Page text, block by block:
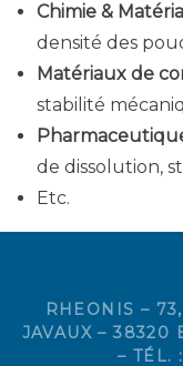
Chimie &
densité des
Matériaux de
stabilité
de dissolution,
Etc.
RHEONIS –
JAVAUX – 38320
– TÉL.